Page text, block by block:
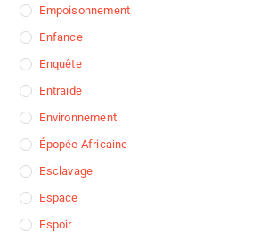
Empoisonnement
Enfance
Enquête
Entraide
Environnement
Épopée Africaine
Esclavage
Espace
Espoir